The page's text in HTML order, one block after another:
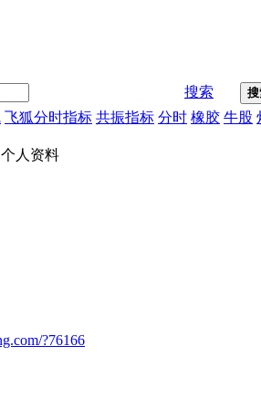
搜索
飞狐分时指标 共振指标 分时 橡胶 牛股
个人资料
?76166